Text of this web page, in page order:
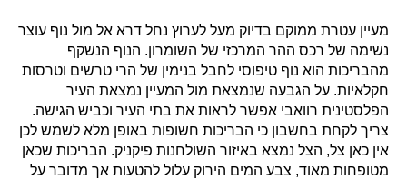
מעיין עטרת ממוקם בדיוק מעל לערוץ נחל דרא אל מול נוף עוצר
נשימה של רכס ההר המרכזי של השומרון. הנוף הנשקף
מהבריכות הוא נוף טיפוסי לחבל בנימין של הרי טרשים וטרסות
חקלאיות. על הגבעה שנמצאת מול המעיין נמצאת העיר
הפלסטינית רוואבי אפשר לראות את בתי העיר וכביש הגישה.
צריך לקחת בחשבון כי הבריכות חשופות באופן מלא לשמש לכן
אין כאן צל, הצל נמצא באיזור השולחנות פיקניק. הבריכות שכאן
מטופחות מאוד, צבע המים הירוק עלול להטעות אך מדובר על